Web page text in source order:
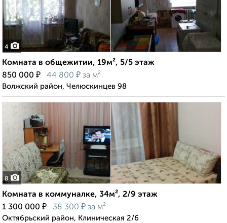
4
Комната в общежитии, 19м², 5/5 этаж
850 000 ₽ 44 800 ₽ за м²
Волжский район, Челюскинцев 98
8
Комната в коммуналке, 34м², 2/9 этаж
1 300 000 ₽ 38 300 ₽ за м²
Октябрьский район, Клиническая 2/6